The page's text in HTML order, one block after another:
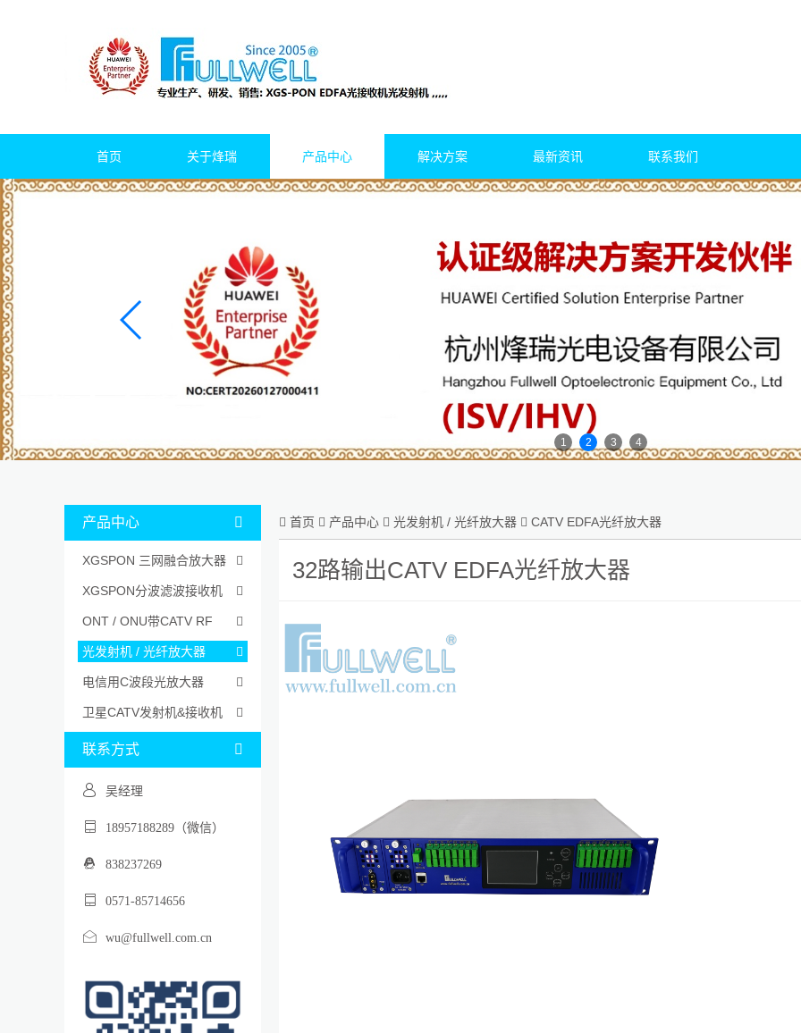
首页 关于烽瑞 产品中心 解决方案 最新资讯 联系我们
1 2 3 4

产品中心
XGSPON 三网融合放大器 
XGSPON分波滤波接收机 
ONT / ONU带CATV RF 
光发射机 / 光纤放大器 
电信用C波段光放大器 
卫星CATV发射机&接收机 

联系方式
吴经理
18957188289（微信）
838237269
0571-85714656
wu@fullwell.com.cn
 首页  产品中心  光发射机 / 光纤放大器  CATV EDFA光纤放大器
32路输出CATV EDFA光纤放大器